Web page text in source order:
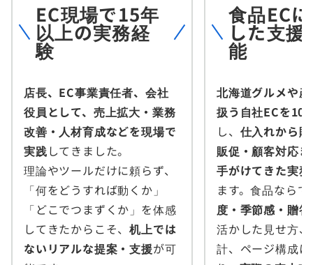
EC現場で15年
以上の実務経
験
店長、EC事業責任者、会社
役員として、売上拡大・業務
改善・人材育成などを現場で
実践してきました。
理論やツールだけに頼らず、
「何をどうすれば動くか」
「どこでつまずくか」を体感
してきたからこそ、机上では
ないリアルな提案・支援が可
食品EC
した支援
能
北海道グルメや
扱う自社ECを10
し、 仕入れから
販促・顧客対応
手がけてきた実
ます。食品なら
度・季節感・贈
活かした見せ方
計、ページ構成